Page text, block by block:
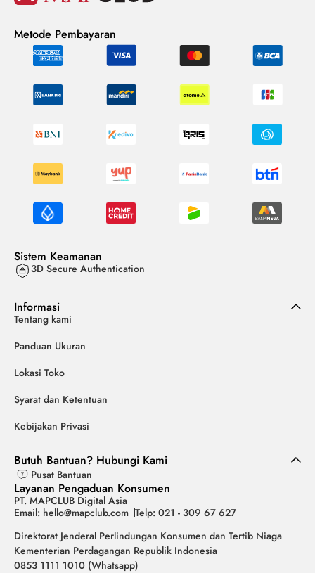
Metode Pembayaran
Sistem Keamanan
3D Secure Authentication
Informasi
Tentang kami
Panduan Ukuran
Lokasi Toko
Syarat dan Ketentuan
Kebijakan Privasi
Butuh Bantuan? Hubungi Kami
Pusat Bantuan
Layanan Pengaduan Konsumen
PT. MAPCLUB Digital Asia
Email: hello@mapclub.com Telp: 021 - 309 67 627
Direktorat Jenderal Perlindungan Konsumen dan Tertib Niaga
Kementerian Perdagangan Republik Indonesia
0853 1111 1010 (Whatsapp)